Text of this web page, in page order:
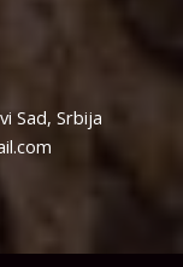
Sad, Srbija